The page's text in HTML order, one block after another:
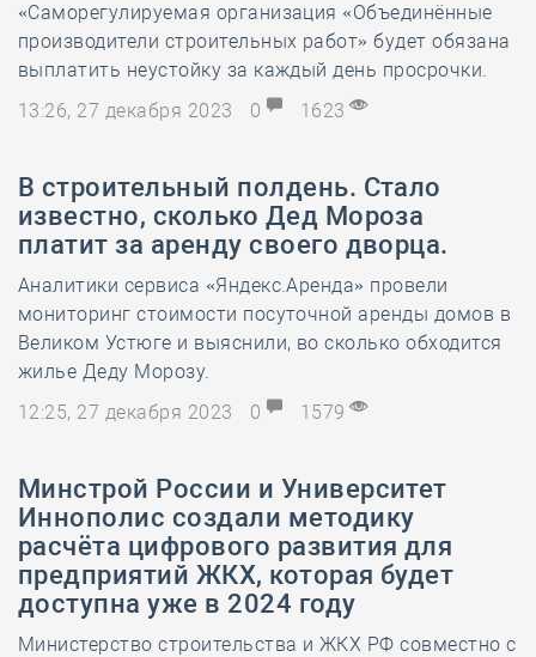
«Саморегулируемая организация «Объединённые
производители строительных работ» будет обязана
выплатить неустойку за каждый день просрочки.
13:26, 27 декабря 2023
0 1623
В строительный полдень. Стало
известно, сколько Дед Мороза
платит за аренду своего дворца.
Аналитики сервиса «Яндекс.Аренда» провели
мониторинг стоимости посуточной аренды домов в
Великом Устюге и выяснили, во сколько обходится
жилье Деду Морозу.
12:25, 27 декабря 2023
0 1579
Минстрой России и Университет
Иннополис создали методику
расчёта цифрового развития для
предприятий ЖКХ, которая будет
доступна уже в 2024 году
Министерство строительства и ЖКХ РФ совместно с